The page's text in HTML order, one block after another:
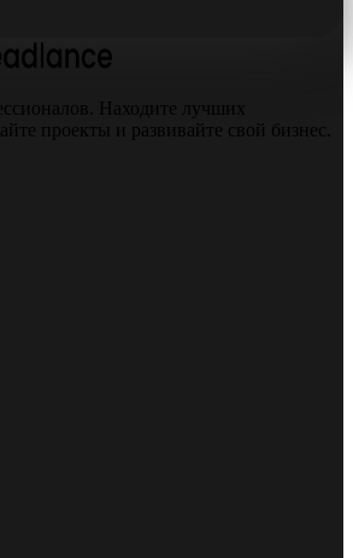
Находите лучших
проекты и развивайте свой бизнес.